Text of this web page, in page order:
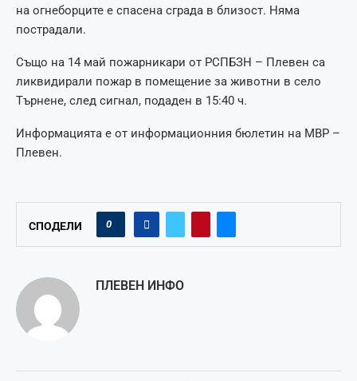
на огнеборците е спасена сграда в близост. Няма
пострадали.
Също на 14 май пожарникари от РСПБЗН – Плевен са
ликвидирали пожар в помещение за животни в село
Търнене, след сигнал, подаден в 15:40 ч.
Информацията е от информационния бюлетин на МВР –
Плевен.
СПОДЕЛИ 0
ПЛЕВЕН ИНФО